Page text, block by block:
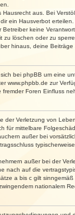
Hausrecht aus. Bei
ein Hausverbot erteilen.
Betreiber keine
zu löschen oder zu
hinaus, deine
bei phpBB um eine
www.phpbb.de zur
Foren Einfluss
der Verletzung von
für mittelbare
außer bei
außer bei der
nach auf die
a bis c gilt
nationalem